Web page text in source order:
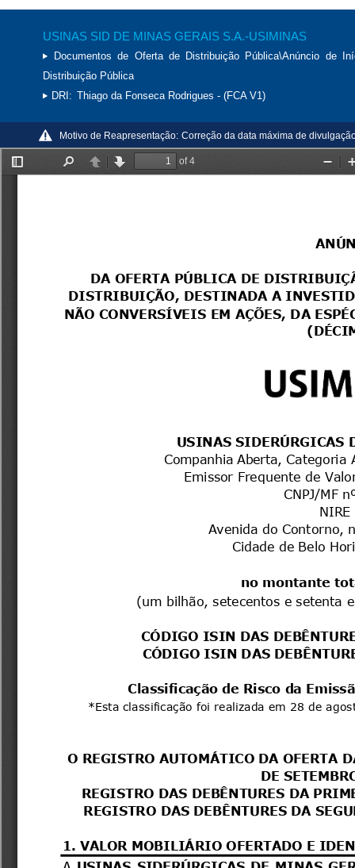
USINAS SID DE MINAS GERAIS S.A.-USIMINAS
Documentos de Oferta de Distribuição Pública\Anúncio de
Distribuição Pública
DRI: Thiago da Fonseca Rodrigues - (FCA V1)
Motivo de Reapresentação: Correção da data máxima de